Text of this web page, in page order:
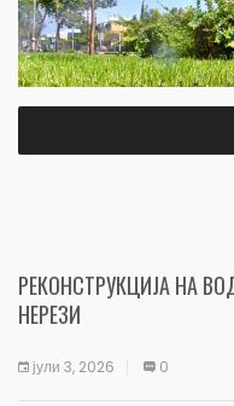
РЕКОНСТРУКЦИЈА НА
НЕРЕЗИ
јули 3, 2026 0